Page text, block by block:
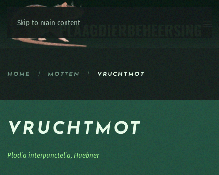
Skip to main content
HOME MOTTEN VRUCHTMOT
VRUCHTMOT
Plodia interpunctella, Huebner